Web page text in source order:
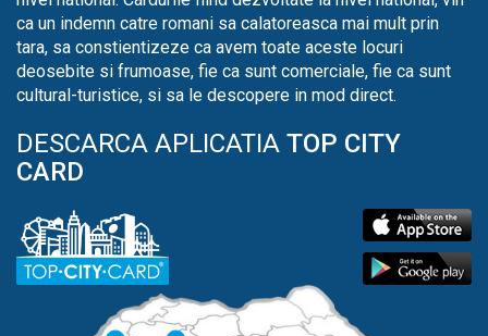
ca un indemn catre romani sa calatoreasca mai mult prin
tara, sa constientizeze ca avem toate aceste locuri
deosebite si frumoase, fie ca sunt comerciale, fie ca sunt
cultural-turistice, si sa le descopere in mod direct.
DESCARCA APLICATIA TOP CITY
CARD